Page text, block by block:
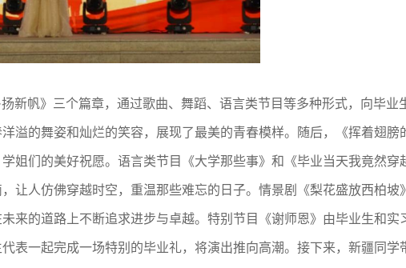
新帆》三个篇章，通过歌曲、舞蹈、语言类节目等多种形式，向毕业
溢的舞姿和灿烂的笑容，展现了最美的青春模样。随后，《挥着翅膀
姐们的美好祝愿。语言类节目《大学那些事》和《毕业当天我竟然穿
让人仿佛穿越时空，重温那些难忘的日子。情景剧《梨花盛放西柏坡
来的道路上不断追求进步与卓越。特别节目《谢师恩》由毕业生和实
表一起完成一场特别的毕业礼，将演出推向高潮。接下来，新疆同学